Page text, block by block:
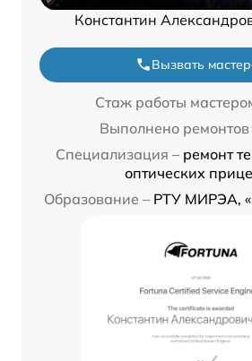
Константин
Вызвать
Стаж работы
Выполнено ремонтов
Специализация – ремонт
оптических
Образование – РТУ МИРЭА,